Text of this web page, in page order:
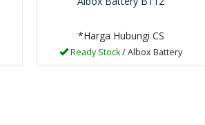
*Harga Hubungi CS
Ready Stock/ Albox Battery
SKU: alboxswitch